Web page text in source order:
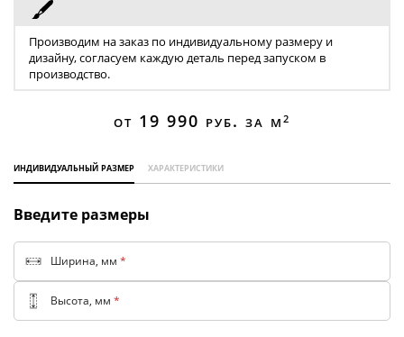
Перегородки в ванную
Перегородки для гардеробной
Душевые перегородки
Перегородки с дверью
Цельностеклянные перегородки
Производим на заказ по индивидуальному размеру и
дизайну, согласуем каждую деталь перед запуском в
производство.
от 19 990 руб. за м 2
индивидуальный размер характеристики
Введите размеры
Ширина, мм *
Высота, мм *